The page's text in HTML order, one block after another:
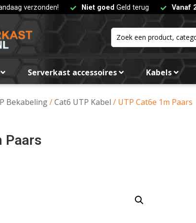
verzonden! Niet goed Geld terug Vanaf
Serverkast accessoires Kabels
Bekabeling/Cat6 UTP Kabel / UTP Cat6e 1m Paars
Paars